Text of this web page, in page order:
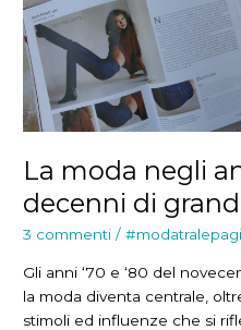
La moda negli
decenni di
3 commenti /
Gli anni ‘70 e ‘80 del
la moda diventa centrale,
stimoli ed influenze che si